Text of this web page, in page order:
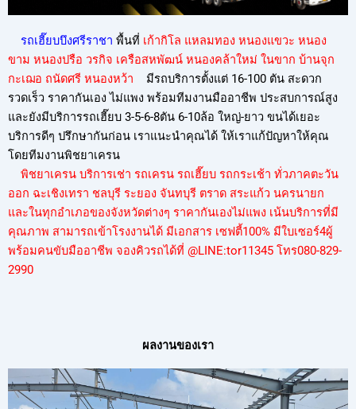
รถเฮี๊ยบบึงศรีราชา พื้นที่ เก้ากิโล แหลมทอง หนองแขวะ หนอง
ขาม หนองปรือ วรกิจ เครือสหพัฒน์ หนองคล้าใหม่ ในขาก บ้านจุก
กะเฌอ ถนัดศรี หนองหว้า มีรถบริการตั้งแต่ 16-100 ตัน สะดวก
รวดเร็ว ราคากันเอง ไม่แพง พร้อมทีมงานมืออาชีพ ประสบการณ์สูง
และยังมีบริการรถเฮี๊ยบ 3-5-6-8ตัน 6-10ล้อ ใหญ่-ยาว ขนได้เยอะ
บริการดีๆ ปรึกษากันก่อน เราแนะนำคุณได้ ให้เราแก้ปัญหาให้คุณ
โดยทีมงานพิชยาเครน
พิชยาเครน บริการเช่า รถเครน รถเฮี๊ยบ รถกระเช้า ทั่วภาคตะวัน
ออก ฉะเชิงเทรา ชลบุรี ระยอง จันทบุรี ตราด สระแก้ว นครนายก
และในทุกอำเภอของจังหวัดต่างๆ ราคากันเองไม่แพง เน้นบริการที่มี
คุณภาพ สามารถเข้าโรงงานได้ มีเอกสาร เซฟตี้100% มีใบเซอร์4ผู้
พร้อมคนขับมืออาชีพ จองคิวรถได้ที่ @LINE:tor11345 โทร080-829-
2990
ผลงานของเรา